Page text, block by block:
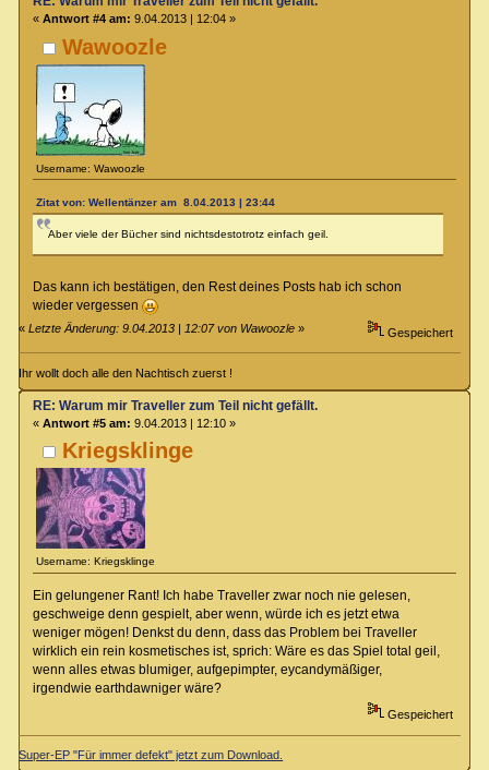
Wawoozle
Username: Wawoozle
« Antwort #4 am: 9.04.2013 | 12:04 »
Zitat von: Wellentänzer am 8.04.2013 | 23:44
Aber viele der Bücher sind nichtsdestotrotz einfach geil.
Das kann ich bestätigen, den Rest deines Posts hab ich schon
wieder vergessen
«Letzte Änderung: 9.04.2013 | 12:07 von Wawoozle » Gespeichert
Ihr wollt doch alle den Nachtisch zuerst !
Kriegsklinge
Username: Kriegsklinge
RE: Warum mir Traveller zum Teil nicht gefällt.
« Antwort #5 am: 9.04.2013 | 12:10 »
Ein gelungener Rant! Ich habe Traveller zwar noch nie gelesen,
geschweige denn gespielt, aber wenn, würde ich es jetzt etwa
weniger mögen! Denkst du denn, dass das Problem bei Traveller
wirklich ein rein kosmetisches ist, sprich: Wäre es das Spiel total geil,
wenn alles etwas blumiger, aufgepimpter, eycandymäßiger,
irgendwie earthdawniger wäre?
Gespeichert
Super-EP "Für immer defekt" jetzt zum Download.